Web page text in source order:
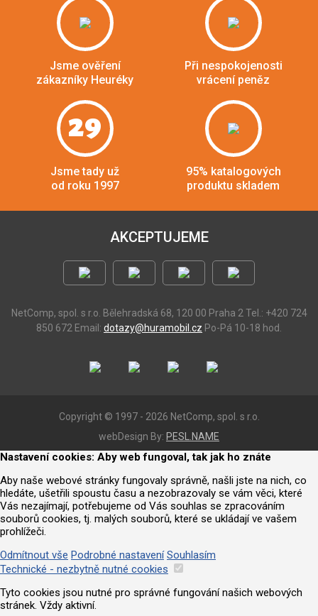
Jsme ověření
zákazníky Heuréky
Při nespokojenosti
vrácení peněz
29
Jsme tady už
od roku 1997
95% katalogových
produktu skladem
AKCEPTUJEME
NetComp, spol. s r.o. Bělehradská 68, 120 00 Praha 2 Tel.: +420 724
850 672 Email: dotazy@huramobil.cz Po-Pá 10-18 hod.
Copyright © 1997 - 2026 NetComp, spol. s r.o.
webDesign By: PESL.NAME
Nastavení cookies: Aby web fungoval, tak jak ho znáte
Aby naše webové stránky fungovaly správně, našli jste na nich, co
hledáte, ušetřili spoustu času a nezobrazovaly se vám věci, které
Vás nezajímají, potřebujeme od Vás souhlas se zpracováním
souborů cookies, tj. malých souborů, které se ukládají ve vašem
prohlížeči.
Odmítnout vše Podrobné nastavení Souhlasím
Technické - nezbytně nutné cookies
Tyto cookies jsou nutné pro správné fungování našich webových
stránek. Vždy aktivní.